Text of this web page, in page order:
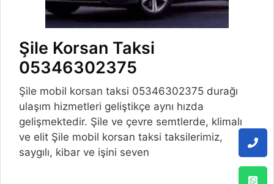
Şile Korsan Taksi
05346302375
Şile mobil korsan taksi 05346302375 durağı
ulaşım hizmetleri geliştikçe aynı hızda
gelişmektedir. Şile ve çevre semtlerde, klimalı
ve elit Şile mobil korsan taksi taksilerimiz,
saygılı, kibar ve işini seven